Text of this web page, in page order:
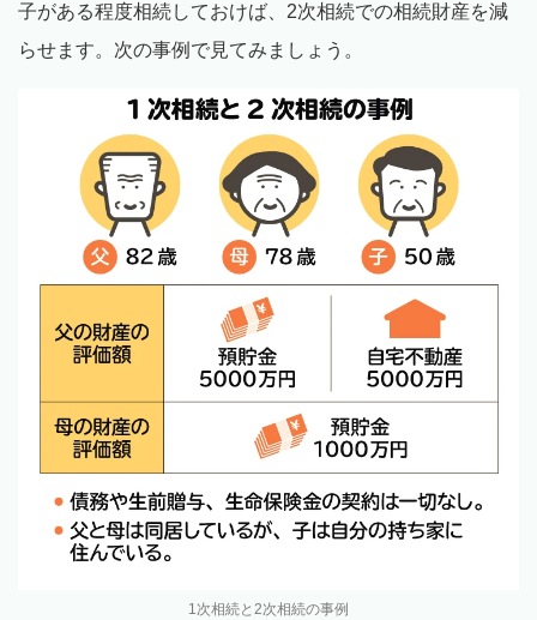
子がある程度相続しておけば、2次相続での相続財産を減
らせます。次の事例で見てみましょう。
1次相続と2次相続の事例